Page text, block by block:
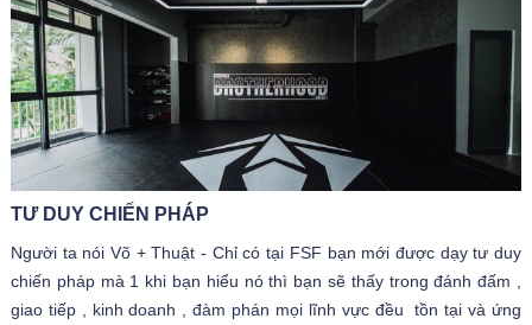
TƯ DUY CHIẾN PHÁP
Người ta nói Võ + Thuật - Chỉ có tại FSF bạn mới được dạy tư duy
chiến pháp mà 1 khi bạn hiểu nó thì bạn sẽ thấy trong đánh đấm ,
giao tiếp , kinh doanh , đàm phán mọi lĩnh vực đều tồn tại và ứng